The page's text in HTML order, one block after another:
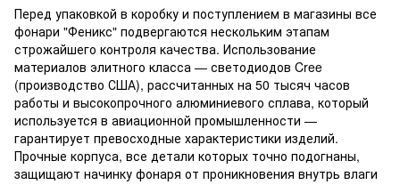
Перед упаковкой в коробку и поступлением в магазины все
фонари "Феникс" подвергаются нескольким этапам
строжайшего контроля качества. Использование
материалов элитного класса — светодиодов Cree
(производство США), рассчитанных на 50 тысяч часов
работы и высокопрочного алюминиевого сплава, который
используется в авиационной промышленности —
гарантирует превосходные характеристики изделий.
Прочные корпуса, все детали которых точно подогнаны,
защищают начинку фонаря от проникновения внутрь влаги